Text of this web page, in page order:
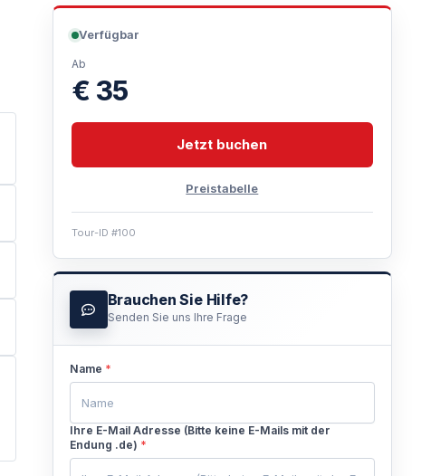
Verfügbar
Ab
€ 35
Jetzt buchen
Preistabelle
Tour-ID #100
Brauchen Sie Hilfe?
Senden Sie uns Ihre Frage
Name *
Ihre E-Mail Adresse (Bitte keine E-Mails mit der
Endung .de) *